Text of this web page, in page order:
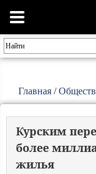
Главная /
Курским
более
жилья